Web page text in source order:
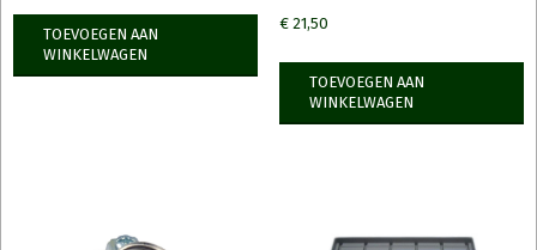
TOEVOEGEN AAN
WINKELWAGEN
€21,50
TOEVOEGEN AAN
WINKELWAGEN